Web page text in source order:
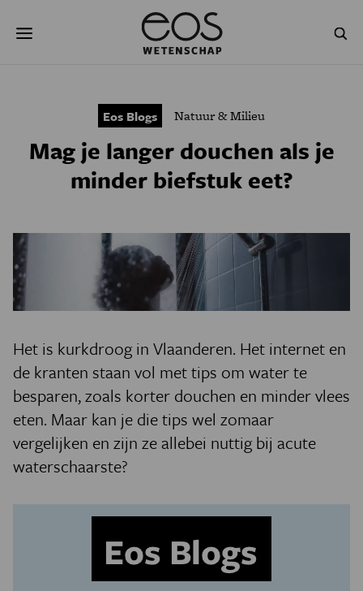
naar
GEZONDHEID
NATUURWETENSCHAPPEN
PODCAST AGENDA
JONGE UITDAGERS
Eos Blogs Natuur & Milieu
Mag je langer douchen als je
minder biefstuk eet?
Het is kurkdroog in Vlaanderen. Het internet en
de kranten staan vol met tips om water te
besparen, zoals korter douchen en minder vlees
eten. Maar kan je die tips wel zomaar
vergelijken en zijn ze allebei nuttig bij acute
waterschaarste?